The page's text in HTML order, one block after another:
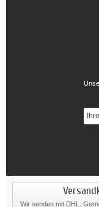
Wir senden mit DHL.